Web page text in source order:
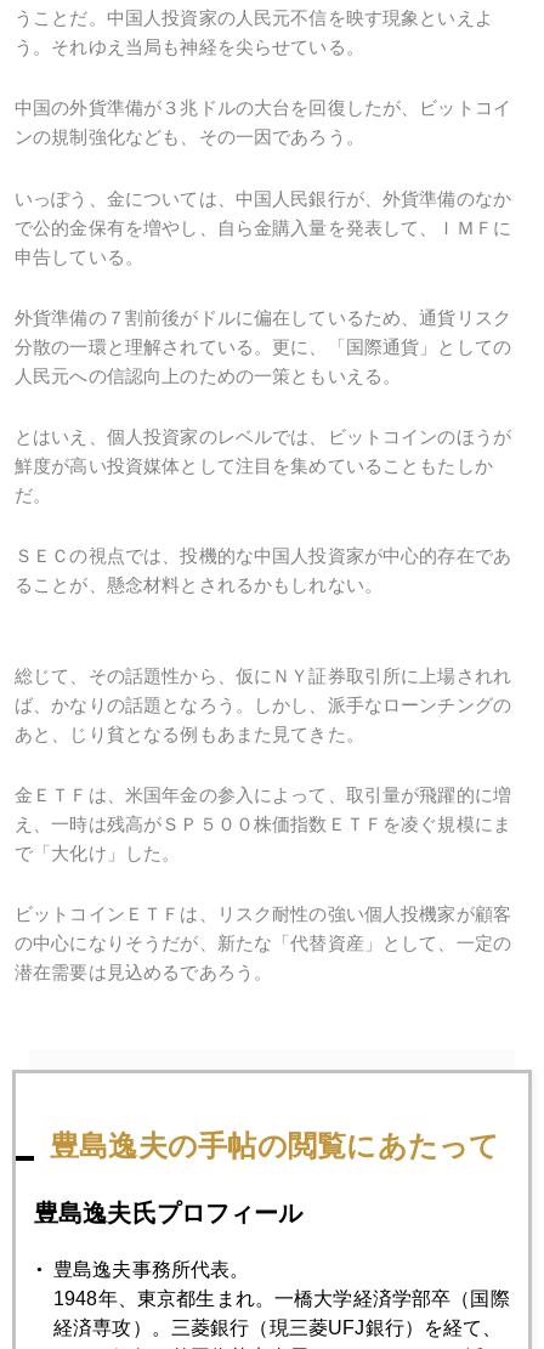
うことだ。中国人投資家の人民元不信を映す現象といえよ
う。それゆえ当局も神経を尖らせている。
中国の外貨準備が３兆ドルの大台を回復したが、ビットコイ
ンの規制強化なども、その一因であろう。
いっぽう、金については、中国人民銀行が、外貨準備のなか
で公的金保有を増やし、自ら金購入量を発表して、ＩＭＦに
申告している。
外貨準備の７割前後がドルに偏在しているため、通貨リスク
分散の一環と理解されている。更に、「国際通貨」としての
人民元への信認向上のための一策ともいえる。
とはいえ、個人投資家のレベルでは、ビットコインのほうが
鮮度が高い投資媒体として注目を集めていることもたしか
だ。
ＳＥＣの視点では、投機的な中国人投資家が中心的存在であ
ることが、懸念材料とされるかもしれない。
総じて、その話題性から、仮にＮＹ証券取引所に上場されれ
ば、かなりの話題となろう。しかし、派手なローンチングの
あと、じり貧となる例もあまた見てきた。
金ＥＴＦは、米国年金の参入によって、取引量が飛躍的に増
え、一時は残高がＳＰ５００株価指数ＥＴＦを凌ぐ規模にま
で「大化け」した。
ビットコインＥＴＦは、リスク耐性の強い個人投機家が顧客
の中心になりそうだが、新たな「代替資産」として、一定の
潜在需要は見込めるであろう。
1月 2月 3月 4月 5月 6月
2017年03月31日
英国ＥＵ離脱交渉の問題点
豊島逸夫の手帖の閲覧にあたって
豊島逸夫氏プロフィール
豊島逸夫事務所代表。
1948年、東京都生まれ。一橋大学経済学部卒（国際
経済専攻）。三菱銀行（現三菱UFJ銀行）を経て、